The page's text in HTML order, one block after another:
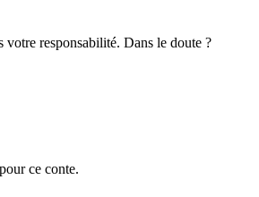
votre responsabilité. Dans le doute ?
ce conte.